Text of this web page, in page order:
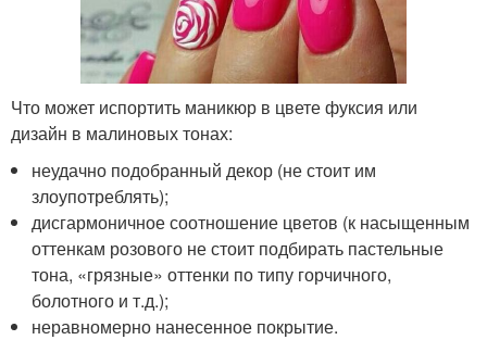
Что может испортить маникюр в цвете фуксия или
дизайн в малиновых тонах:
неудачно подобранный декор (не стоит им
злоупотреблять);
дисгармоничное соотношение цветов (к насыщенным
оттенкам розового не стоит подбирать пастельные
тона, «грязные» оттенки по типу горчичного,
болотного и т.д.);
неравномерно нанесенное покрытие.